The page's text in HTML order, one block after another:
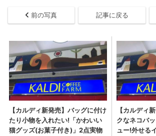
前の写真 記事に戻る